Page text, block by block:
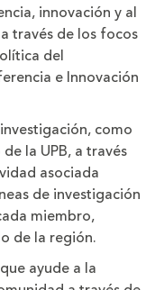
de
la
innovación y al
través de los focos
del
e Innovación
como
la UPB, a través
asociada
de investigación
miembro,
de la región.
ayude a la